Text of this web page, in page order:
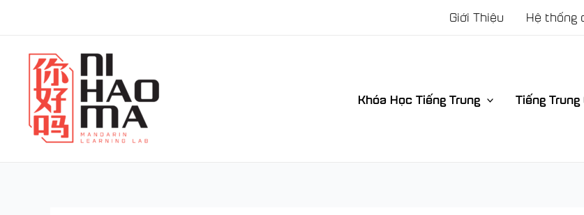
Giới Thiệu Hệ thống
Khóa Học Tiếng Trung Tiếng Trung
viết